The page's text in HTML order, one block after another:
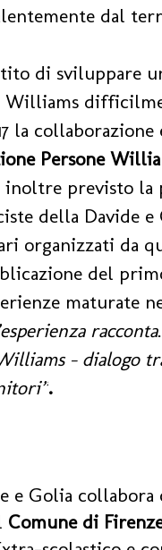
dal
di sviluppare
Williams
la
Persone
inoltre previsto la
della Davide
organizzati da
del
maturate
– dialogo
.
e Golia
Comune di